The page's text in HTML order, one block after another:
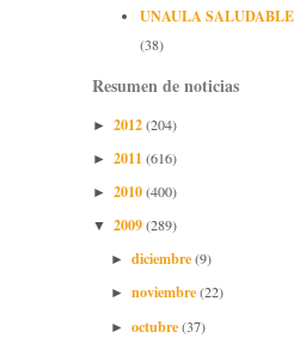
UNAULA SALUDABLE
(38)
Resumen de noticias
► 2012(204)
► 2011(616)
► 2010(400)
▼ 2009(289)
► diciembre(9)
► noviembre(22)
► octubre(37)